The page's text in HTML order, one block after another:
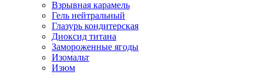
Взрывная карамель
Гель нейтральный
Глазурь кондитерская
Диоксид титана
Замороженные ягоды
Изомальт
Изюм